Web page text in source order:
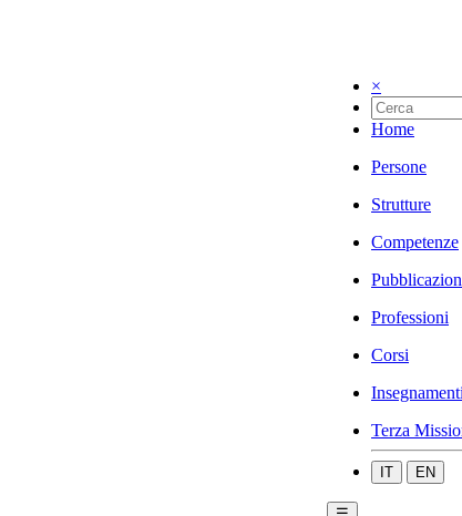
×
Home
Persone
Strutture
Competenze
Professioni
Corsi
Insegnamenti
Terza
IT EN